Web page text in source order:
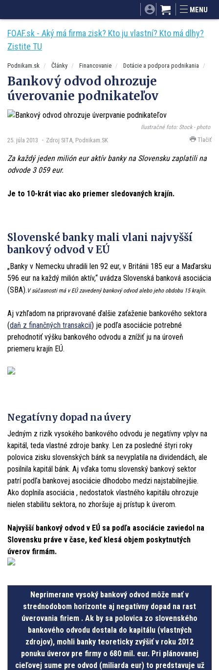
Mnamky-recepty.sk
MENU
FOAF.sk - Aký má firma zisk? Kto ju vlastní? Kto má dlhy?
Zistite TU
Podnikam.sk Články Financovanie Dotácie a podpora podnikania
Bankový odvod ohrozuje
úverovanie podnikateľov
Ilustračné foto: Stock - photo
25. júla 2013 Zdroj SITA, Podnikam.SK Tlačiť
Za každý jeden milión eur aktív banky na Slovensku zaplatili na
odvode 3 059 eur.
Je to 10-krát viac ako priemer sledovaných krajín.
Slovenské banky mali vlani najvyšší
bankový odvod v EÚ
„Banky v Nemecku uhradili len 92 eur, v Británii 185 eur a Maďarsku
596 eur na každý milión aktív,“ uvádza Slovenská banková asociácia
(SBA). V súčasnosti má v EÚ zavedený bankový odvod alebo jeho obdobu 15 krajín.
Aj vzhľadom na pripravované ďalšie zaťaženie bankového sektora
(daň z finančných transakcií) je podľa asociácie potrebné
prehodnotiť výšku bankového odvodu a znížiť ju na úroveň
priemeru krajín EÚ.
Negatívny dopad na úvery
Jedným z rizík vysokého bankového odvodu je negatívny vplyv na
kapitál, teda vlastné zdroje banky. Len za posledné štyri roky
polovica zisku slovenských bánk sa nevyplatila na dividendách, ale
posilnila kapitál bánk. Aj vďaka tomu slovenský bankový sektor
patrí podľa bankovej asociácie dlhodobo medzi najstabilnejšie.
Ako doplnila asociácia , nedostatok vlastného kapitálu ohrozuje
nielen stabilitu sektora, no zhoršuje aj prístup k úverom.
Najvyšší bankový odvod v EÚ sa podľa asociácie zaviedol na
Slovensku práve v čase, keď klesá objem poskytnutých
úverov firmám.
Neprimerane vysoký bankový odvod môže mať v
strednodobom horizonte aj negatívny dopad na rast
úverovania firiem . Ak by sa polovica zo slovenského
bankového odvodu dostala do kapitálu (vlastných
zdrojov), mohli banky teoreticky zvýšiť v roku 2012
ponuku úverov pre firmy o 680 mil. eur. Pri plánovanej
cieľovej sume pre odvod (miliarda eur) to predstavuje už